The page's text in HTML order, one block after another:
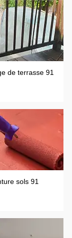
de terrasse 91
sols 91